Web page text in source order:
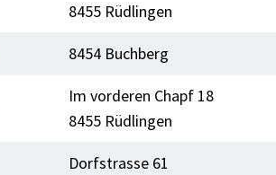
8455 Rüdlingen
8454 Buchberg
Im vorderen Chapf 18
8455 Rüdlingen
Dorfstrasse 61